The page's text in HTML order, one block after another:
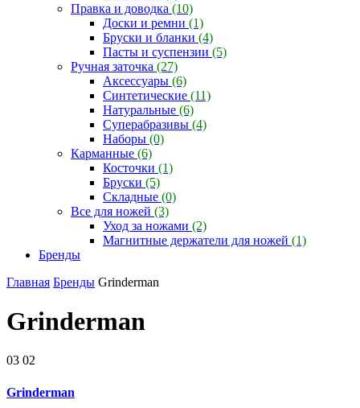
Правка и доводка (10)
Доски и ремни (1)
Бруски и бланки (4)
Пасты и суспензии (5)
Ручная заточка (27)
Аксессуары (6)
Синтетические (11)
Натуральные (6)
Суперабразивы (4)
Наборы (0)
Карманные (6)
Косточки (1)
Бруски (5)
Складные (0)
Все для ножей (3)
Уход за ножами (2)
Магнитные держатели для ножей (1)
Бренды
Главная Бренды Grinderman
Grinderman
03 02
Grinderman